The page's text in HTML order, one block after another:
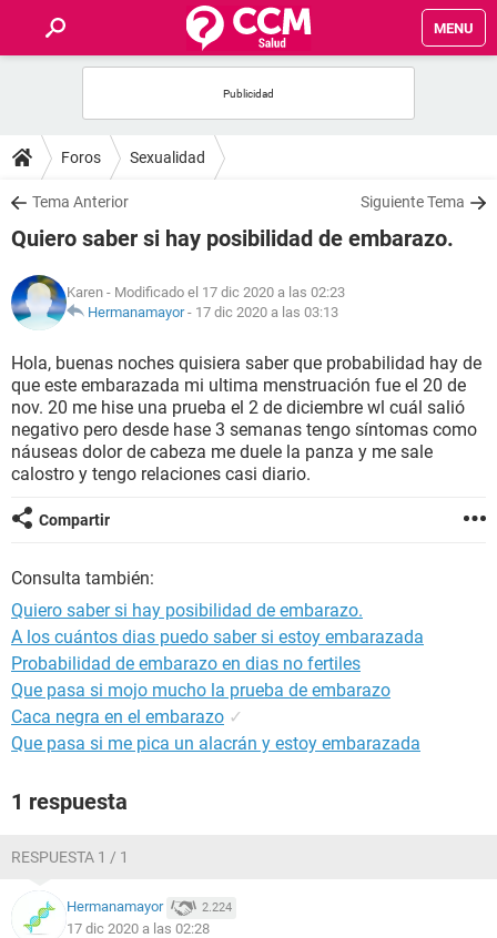
MENU
FOROS
SALUD
FAMILIA
NUTRICIÓN
BIENESTAR
SEXUALIDAD
GLOSARIO
Foros Sexualidad
Tema Anterior Siguiente Tema
Quiero saber si hay posibilidad de embarazo.
Karen - Modificado el 17 dic 2020 a las 02:23
Hermanamayor- 17 dic 2020 a las 03:13
Hola, buenas noches quisiera saber que probabilidad hay de
que este embarazada mi ultima menstruación fue el 20 de
nov. 20 me hise una prueba el 2 de diciembre wl cuál salió
negativo pero desde hase 3 semanas tengo síntomas como
náuseas dolor de cabeza me duele la panza y me sale
calostro y tengo relaciones casi diario.
Compartir
Consulta también:
Quiero saber si hay posibilidad de embarazo.
A los cuántos dias puedo saber si estoy embarazada
Probabilidad de embarazo en dias no fertiles
Que pasa si mojo mucho la prueba de embarazo
Caca negra en el embarazo ✓
Que pasa si me pica un alacrán y estoy embarazada
1 respuesta
RESPUESTA 1 / 1
Hermanamayor 2.224
17 dic 2020 a las 02:28